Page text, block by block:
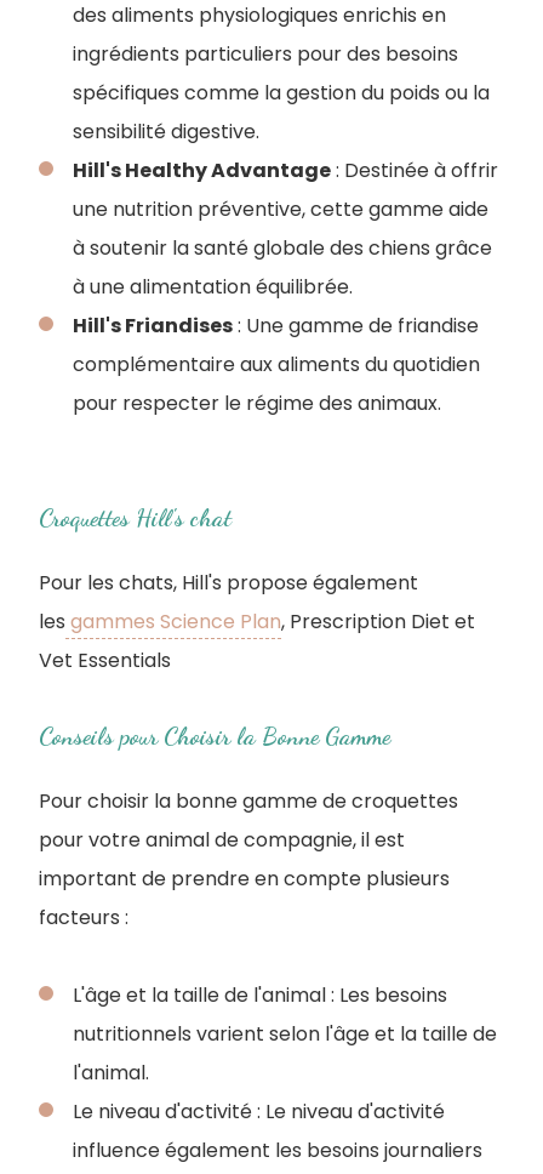
des aliments physiologiques enrichis en
ingrédients particuliers pour des besoins
spécifiques comme la gestion du poids ou la
sensibilité digestive.
Hill's Healthy Advantage: Destinée à offrir
une nutrition préventive, cette gamme aide
à soutenir la santé globale des chiens grâce
à une alimentation équilibrée.
Hill's Friandises: Une gamme de friandise
complémentaire aux aliments du quotidien
pour respecter le régime des animaux.
Croquettes Hill's chat
Pour les chats, Hill's propose également
les gammes Science Plan, Prescription Diet et
Vet Essentials
Conseils pour Choisir la Bonne Gamme
Pour choisir la bonne gamme de croquettes
pour votre animal de compagnie, il est
important de prendre en compte plusieurs
facteurs :
L'âge et la taille de l'animal : Les besoins
nutritionnels varient selon l'âge et la taille de
l'animal.
Le niveau d'activité : Le niveau d'activité
influence également les besoins journaliers